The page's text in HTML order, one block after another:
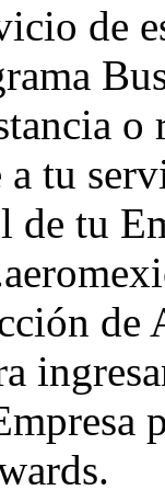
de
o
a tu
de tu
de